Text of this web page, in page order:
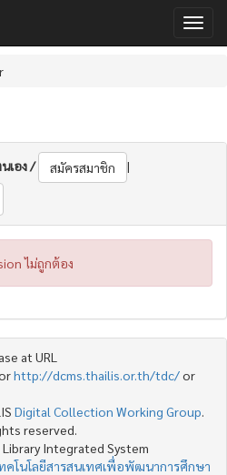
เอง / สมัครสมาชิก |
ไม่ถูกต้อง
at URL
http://dcms.thailis.or.th/tdc/or
Digital Collection Working Group.
reserved.
Library Integrated System
คโนโลยีสารสนเทศเพื่อพัฒนาการศึกษา